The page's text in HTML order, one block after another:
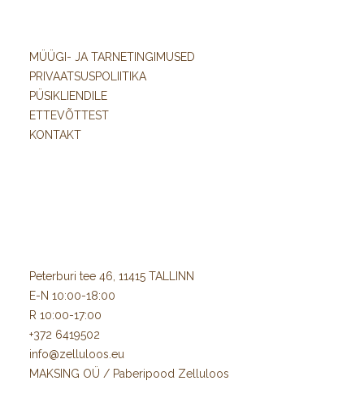
MÜÜGI- JA TARNETINGIMUSED
PRIVAATSUSPOLIITIKA
PÜSIKLIENDILE
ETTEVÕTTEST
KONTAKT
Peterburi tee 46, 11415 TALLINN
E-N 10:00-18:00
R 10:00-17:00
+372 6419502
info@zelluloos.eu
MAKSING OÜ / Paberipood Zelluloos